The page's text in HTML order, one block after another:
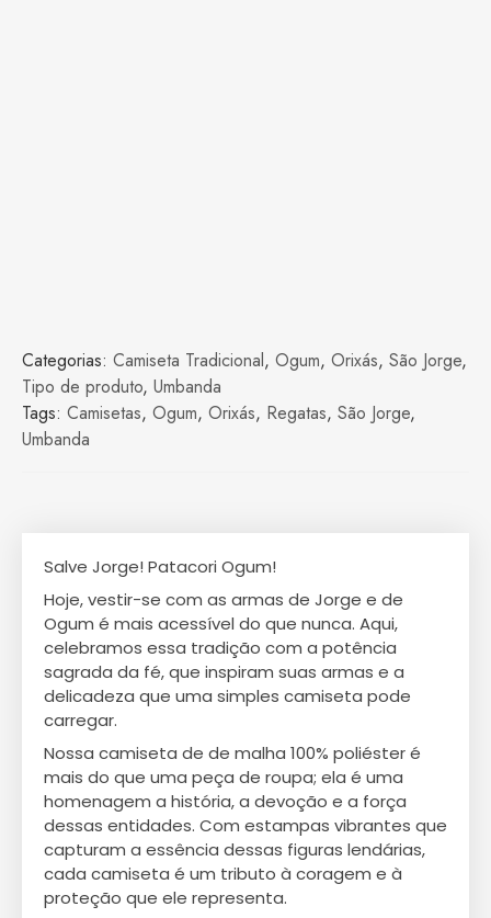
Categorias: Camiseta Tradicional, Ogum, Orixás, São Jorge,
Tipo de produto, Umbanda
Tags: Camisetas, Ogum, Orixás, Regatas, São Jorge,
Umbanda
Salve Jorge! Patacori Ogum!
Hoje, vestir-se com as armas de Jorge e de
Ogum é mais acessível do que nunca. Aqui,
celebramos essa tradição com a potência
sagrada da fé, que inspiram suas armas e a
delicadeza que uma simples camiseta pode
carregar.
Nossa camiseta de de malha 100% poliéster é
mais do que uma peça de roupa; ela é uma
homenagem a história, a devoção e a força
dessas entidades. Com estampas vibrantes que
capturam a essência dessas figuras lendárias,
cada camiseta é um tributo à coragem e à
proteção que ele representa.